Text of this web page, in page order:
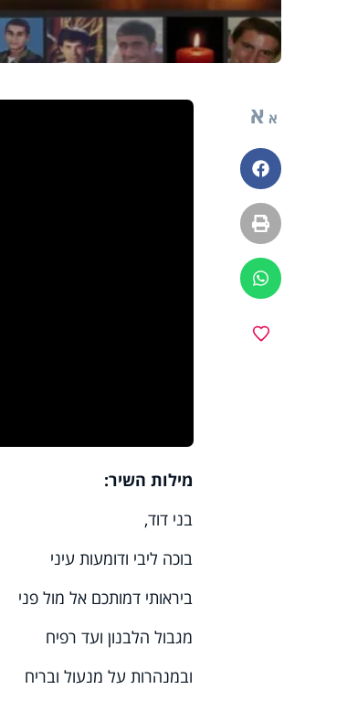
א א
פייסבוק
הדפסה
ווטסאפ
מילות השיר:
בני דוד,
בוכה ליבי ודומעות עיני
ביראותי דמותכם אל מול פני
מגבול הלבנון ועד רפיח
ובמנהרות על מנעול ובריח